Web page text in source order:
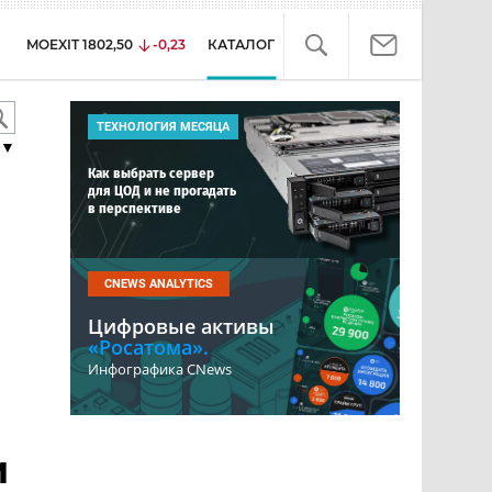
MOEXIT 1802,50 -0,23 КАТАЛОГ
ТЕХНОЛОГИЯ МЕСЯЦА
Как выбрать сервер
для ЦОД и не прогадать
в перспективе
CNEWS ANALYTICS
Цифровые активы
«Росатома».
Инфографика CNews